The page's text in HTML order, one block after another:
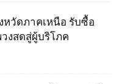
หวัดภาคเหนือ รับซื้อ
งสดสู่ผู้บริโภค